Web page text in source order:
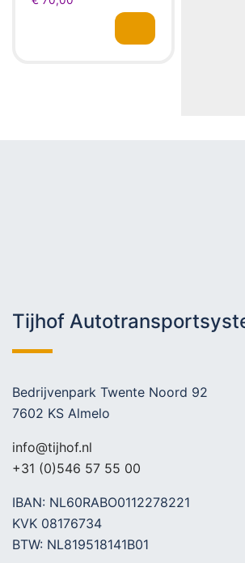
Tijhof
Bedrijvenpark Twente Noord 92
7602 KS Almelo
info@tijhof.nl
+31 (0)546 57 55 00
IBAN: NL60RABO0112278221
KVK 08176734
BTW: NL819518141B01